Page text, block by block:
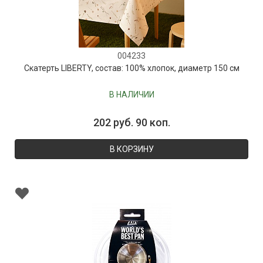
004233
Скатерть LIBERTY, состав: 100% хлопок, диаметр 150 см
В НАЛИЧИИ
202 руб. 90 коп.
В КОРЗИНУ